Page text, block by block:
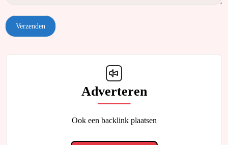
Adverteren
Ook een backlink plaatsen